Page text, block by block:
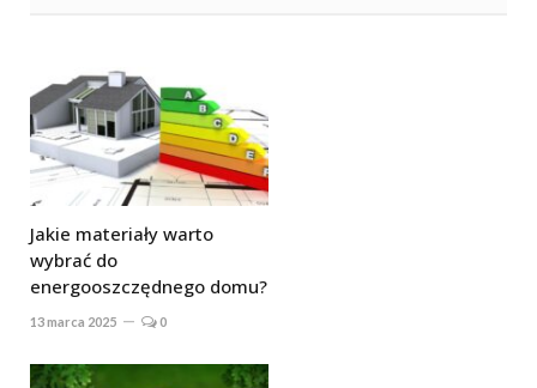
Jakie materiały warto
wybrać do
energooszczędnego domu?
13 marca 2025 0